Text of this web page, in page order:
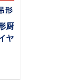
厨
ヤ